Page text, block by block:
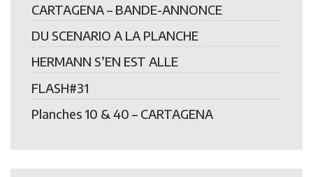
CARTAGENA – BANDE-ANNONCE
DU SCENARIO A LA PLANCHE
HERMANN S’EN EST ALLE
FLASH#31
Planches 10 & 40 – CARTAGENA